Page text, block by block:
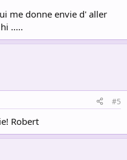
me donne envie d' aller
.....
#5
Robert